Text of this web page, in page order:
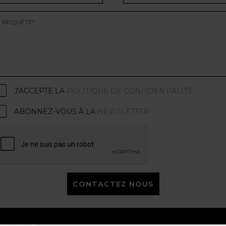
J'ACCEPTE LA POLITIQUE DE CONFIDENTIALITÉ
ABONNEZ-VOUS À LA NEWSLETTER
CONTACTEZ NOUS